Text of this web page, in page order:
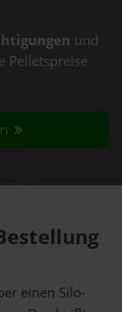
und
Pelletspreise
einen Silo-